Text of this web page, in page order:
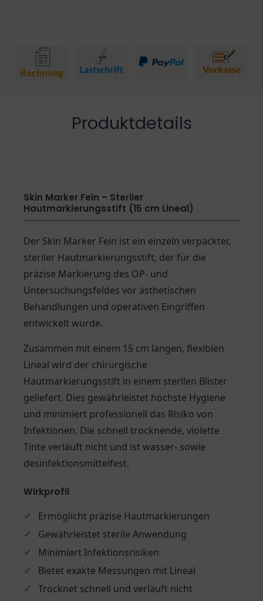
Produktdetails
Skin Marker Fein – Steriler
Hautmarkierungsstift (15 cm Lineal)
Der Skin Marker Fein ist ein einzeln verpackter,
steriler Hautmarkierungsstift, der für die
präzise Markierung des OP- und
Untersuchungsfeldes vor ästhetischen
Behandlungen und operativen Eingriffen
entwickelt wurde.
Zusammen mit einem 15 cm langen, flexiblen
Lineal wird der chirurgische
Hautmarkierungsstift in einem sterilen Blister
geliefert. Dies gewährleistet höchste Hygiene
und minimiert professionell das Risiko von
Infektionen. Die schnell trocknende, violette
Tinte verläuft nicht und ist wasser- sowie
desinfektionsmittelfest.
Wirkprofil
✓
Ermöglicht präzise Hautmarkierungen
✓
Gewährleistet sterile Anwendung
✓
Minimiert Infektionsrisiken
✓
Bietet exakte Messungen mit Lineal
✓
Trocknet schnell und verläuft nicht